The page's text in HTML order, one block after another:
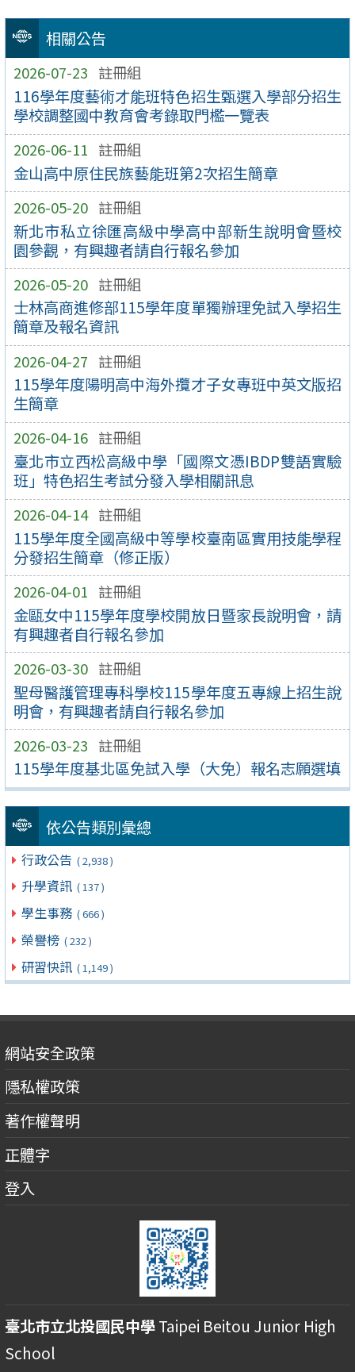
相關公告
2026-07-23 註冊組
116學年度藝術才能班特色招生甄選入學部分招生
學校調整國中教育會考錄取門檻一覽表
2026-06-11 註冊組
金山高中原住民族藝能班第2次招生簡章
2026-05-20 註冊組
新北市私立徐匯高級中學高中部新生說明會暨校
園參觀，有興趣者請自行報名參加
2026-05-20 註冊組
士林高商進修部115學年度單獨辦理免試入學招生
簡章及報名資訊
2026-04-27 註冊組
115學年度陽明高中海外攬才子女專班中英文版招
生簡章
2026-04-16 註冊組
臺北市立西松高級中學「國際文憑IBDP雙語實驗
班」特色招生考試分發入學相關訊息
2026-04-14 註冊組
115學年度全國高級中等學校臺南區實用技能學程
分發招生簡章（修正版）
2026-04-01 註冊組
金甌女中115學年度學校開放日暨家長說明會，請
有興趣者自行報名參加
2026-03-30 註冊組
聖母醫護管理專科學校115學年度五專線上招生說
明會，有興趣者請自行報名參加
2026-03-23 註冊組
115學年度基北區免試入學（大免）報名志願選填
依公告類別彙總
行政公告 ( 2,938 )
升學資訊 ( 137 )
學生事務 ( 666 )
榮譽榜 ( 232 )
研習快訊 ( 1,149 )
網站安全政策
隱私權政策
著作權聲明
正體字
登入
臺北市立北投國民中學Taipei Beitou Junior High
School